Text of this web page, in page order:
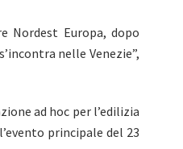
Nordest Europa, dopo
nelle Venezie”,
ad hoc per l’edilizia
principale del 23